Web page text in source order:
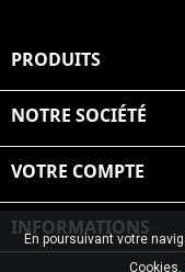
PRODUITS
NOTRE SOCIÉTÉ
VOTRE COMPTE
INFORMATIONS
© 2026 Graiet Mehdi
En poursuivant votre
Cookies.